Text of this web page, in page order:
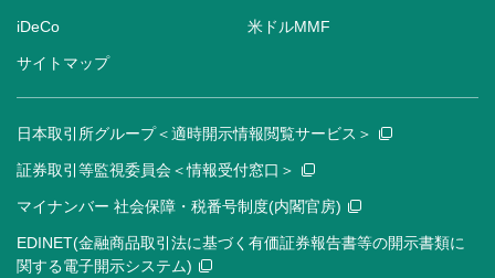
iDeCo 米ドルMMF
サイトマップ
日本取引所グループ＜適時開示情報閲覧サービス＞
証券取引等監視委員会＜情報受付窓口＞
マイナンバー 社会保障・税番号制度(内閣官房)
EDINET(金融商品取引法に基づく有価証券報告書等の開示書類に
関する電子開示システム)